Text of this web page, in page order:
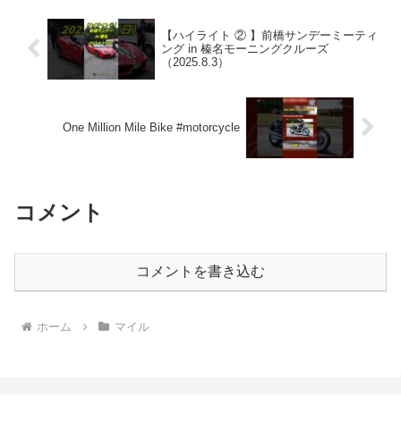
【ハイライト ② 】前橋サンデーミーティ
ング in 榛名モーニングクルーズ
（2025.8.3）
One Million Mile Bike #motorcycle
コメント
コメントを書き込む
ホーム マイル